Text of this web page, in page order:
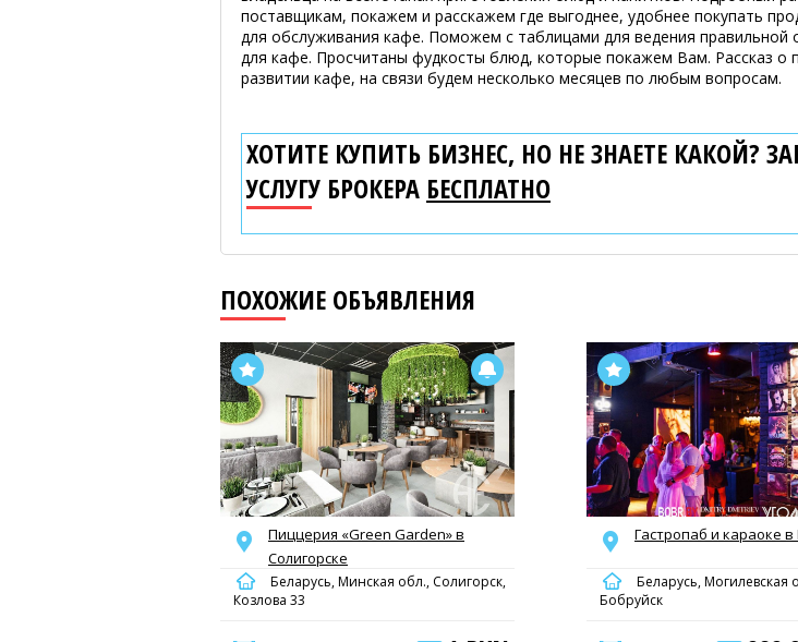
поставщикам, покажем и расскажем где выгоднее, удобнее покупать
для обслуживания кафе. Поможем с таблицами для ведения правильной
для кафе. Просчитаны фудкосты блюд, которые покажем Вам. Рассказ о
развитии кафе, на связи будем несколько месяцев по любым вопросам.
ХОТИТЕ КУПИТЬ БИЗНЕС, НО НЕ ЗНАЕТЕ КАКОЙ?
УСЛУГУ БРОКЕРА БЕСПЛАТНО
ПОХОЖИЕ ОБЪЯВЛЕНИЯ
Пиццерия «Green Garden» в
Солигорске
Беларусь, Минская обл., Солигорск,
Козлова 33
Гастропаб и караоке в
Беларусь, Могилевская
Бобруйск